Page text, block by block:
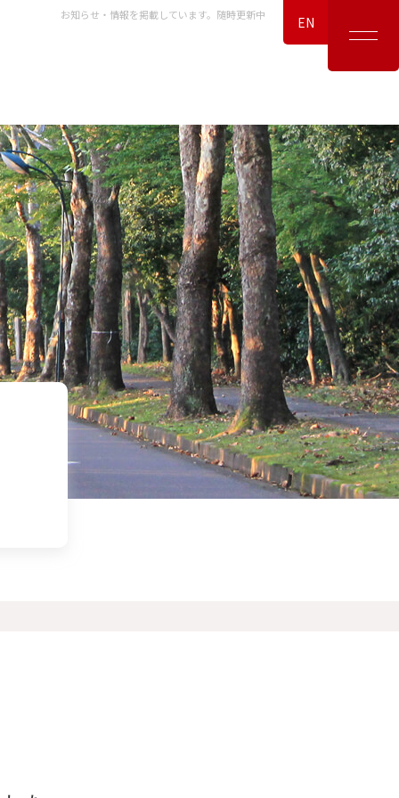
お知らせ・情報を掲載しています。随時更新中 EN